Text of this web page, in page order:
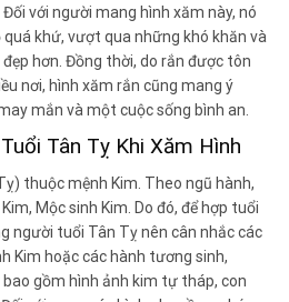
với người mang hình xăm này, nó
khứ, vượt qua những khó khăn và
hơn. Đồng thời, do rắn được tôn
nơi, hình xăm rắn cũng mang ý
mắn và một cuộc sống bình an.
Tân Tỵ Khi Xăm Hình
thuộc mệnh Kim. Theo ngũ hành,
Mộc sinh Kim. Do đó, để hợp tuổi
người tuổi Tân Tỵ nên cân nhắc các
Kim hoặc các hành tương sinh,
bao gồm hình ảnh kim tự tháp, con